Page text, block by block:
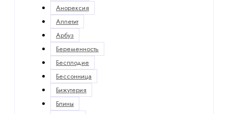
Анорексия
Аппетит
Арбуз
Беременность
Бесплодие
Бессонница
Бижутерия
Блины